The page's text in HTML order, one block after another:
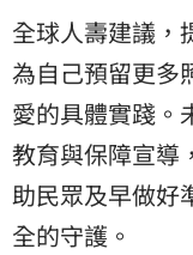
全球人壽建議，
為自己預留更多
愛的具體實踐。
教育與保障宣導
助民眾及早做好
全的守護。